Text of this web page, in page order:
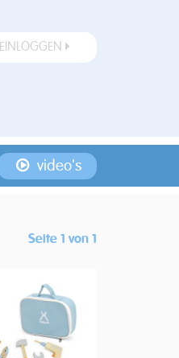
EINLOGGEN
video's
Seite 1 von 1